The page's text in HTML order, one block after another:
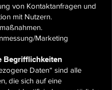
von Kontaktanfragen und
mit Nutzern.
Marketing
Begrifflichkeiten
Daten“ sind alle
die sich auf eine